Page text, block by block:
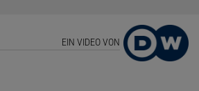
EIN VIDEO VON